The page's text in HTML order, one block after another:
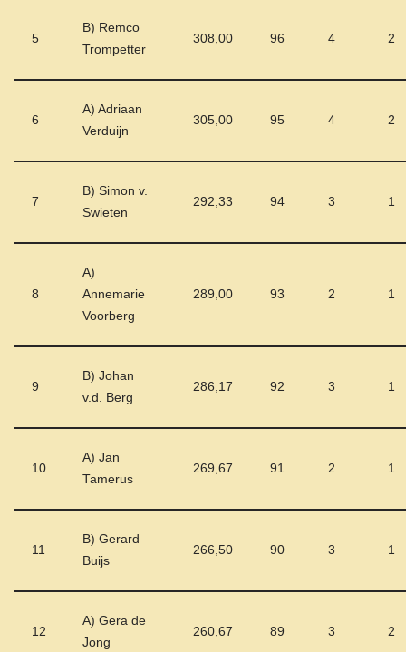
5
B) Remco
Trompetter
308,00 96 4 2
6
A) Adriaan
Verduijn
305,00 95 4 2
7
B) Simon v.
Swieten
292,33 94 3 1
8
A)
Annemarie
Voorberg
289,00 93 2 1
9
B) Johan
v.d. Berg
286,17 92 3 1
10
A) Jan
Tamerus
269,67 91 2 1
11
B) Gerard
Buijs
266,50 90 3 1
12
A) Gera de
Jong
260,67 89 3 2